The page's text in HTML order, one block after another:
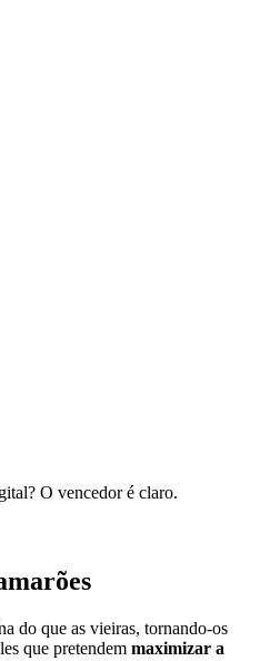
O vencedor é claro.
do que as vieiras, tornando-os
que pretendem maximizar a